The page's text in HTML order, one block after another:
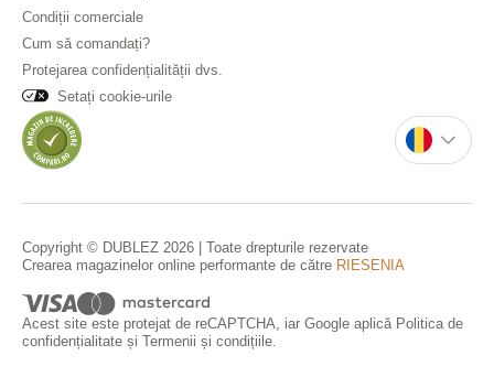
Condiții comerciale
Cum să comandați?
Protejarea confidențialității dvs.
Setați cookie-urile
Copyright © DUBLEZ 2026 | Toate drepturile rezervate
Crearea magazinelor online performante de către RIESENIA
Acest site este protejat de reCAPTCHA, iar Google aplică Politica de
confidențialitate și Termenii și condițiile